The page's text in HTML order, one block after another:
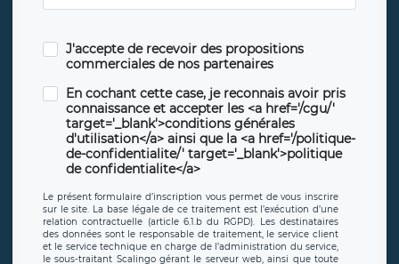
J'accepte de recevoir des propositions
commerciales de nos partenaires
En cochant cette case, je reconnais avoir pris
connaissance et accepter les <a href='/cgu/'
target='_blank'>conditions générales
d'utilisation</a> ainsi que la <a href='/politique-
de-confidentialite/' target='_blank'>politique
de confidentialite</a>
Le présent formulaire d’inscription vous permet de vous inscrire
sur le site. La base légale de ce traitement est l’exécution d’une
relation contractuelle (article 6.1.b du RGPD). Les destinataires
des données sont le responsable de traitement, le service client
et le service technique en charge de l’administration du service,
le sous-traitant Scalingo gérant le serveur web, ainsi que toute